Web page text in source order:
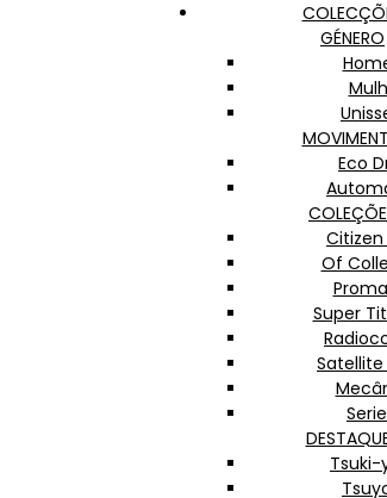
GÉNERO
Eco
Citizen
Of
Super
Tsuki-